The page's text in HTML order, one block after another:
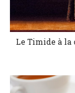
Le Timide à la